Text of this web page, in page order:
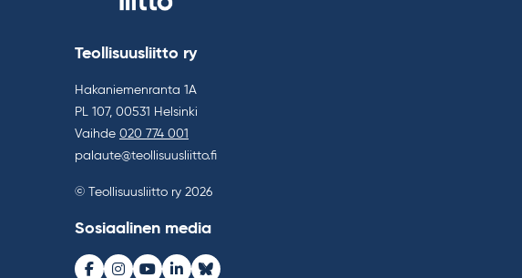
Teollisuusliitto ry
Hakaniemenranta 1A
PL 107, 00531 Helsinki
Vaihde 020 774 001
palaute@teollisuusliitto.fi
© Teollisuusliitto ry 2026
Sosiaalinen media